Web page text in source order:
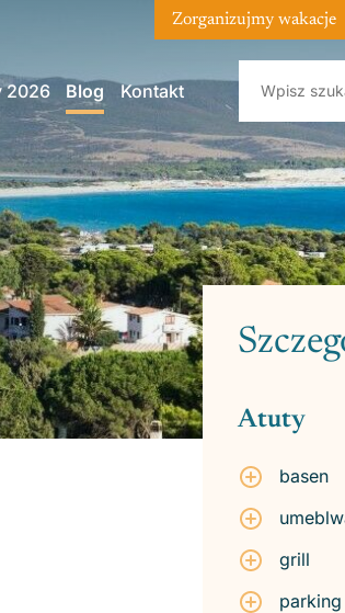
2026 Blog Kontakt
Zorganizujmy wakacje
Atuty
basen
grill
parking